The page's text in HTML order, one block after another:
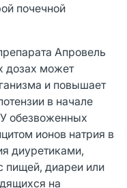
почечной
Апровель
дозах может
и повышает
в начале
обезвоженных
ионов натрия в
диуретиками,
пищей, диареи или
на